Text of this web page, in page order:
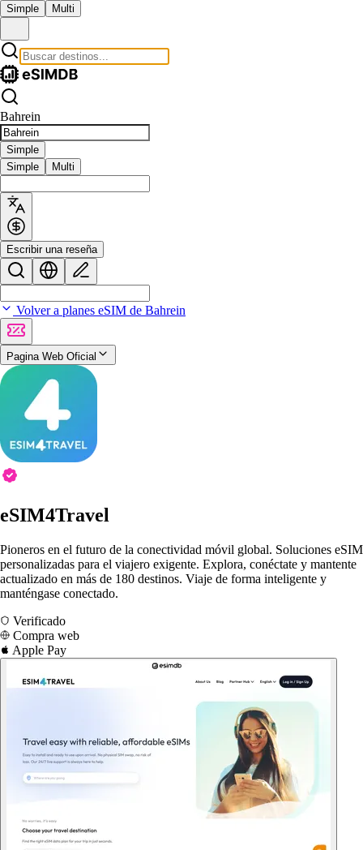
Simple Multi
Bahrein
Simple
Simple
Multi
Escribir una reseña
Volver a planes eSIM de Bahrein
Pagina Web Oficial
eSIM4Travel
Pioneros en el futuro de la conectividad móvil global. Soluciones eSIM
personalizadas para el viajero exigente. Explora, conéctate y mantente
actualizado en más de 180 destinos. Viaje de forma inteligente y
manténgase conectado.
Verificado
Compra web
Apple Pay